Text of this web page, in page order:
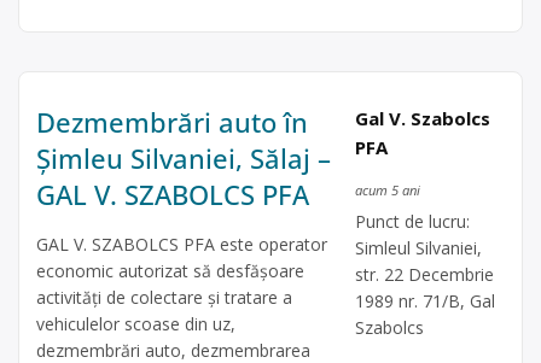
Dezmembrări auto în
Șimleu Silvaniei, Sălaj –
GAL V. SZABOLCS PFA
GAL V. SZABOLCS PFA este operator
economic autorizat să desfăşoare
activităţi de colectare şi tratare a
vehiculelor scoase din uz,
dezmembrări auto, dezmembrarea
Gal V. Szabolcs
PFA
acum 5 ani
Punct de lucru:
Simleul Silvaniei,
str. 22 Decembrie
1989 nr. 71/B, Gal
Szabolcs